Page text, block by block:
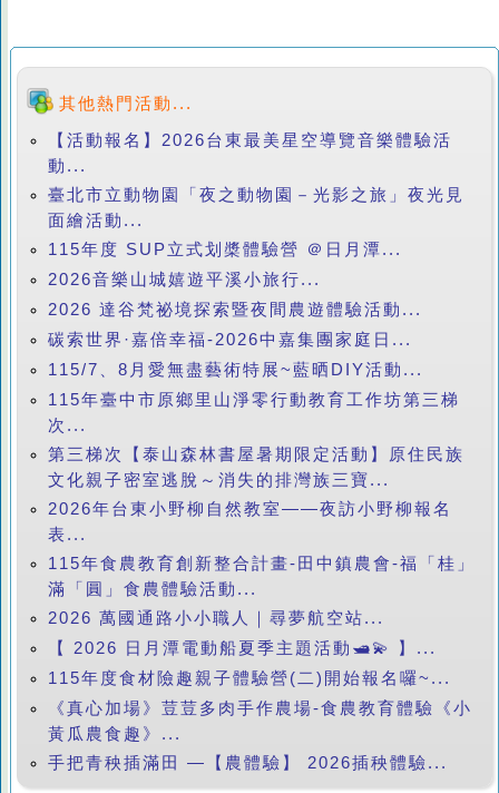
其他熱門活動...
【活動報名】2026台東最美星空導覽音樂體驗活
動...
臺北市立動物園「夜之動物園－光影之旅」夜光見
面繪活動...
115年度 SUP立式划槳體驗營 ＠日月潭...
2026音樂山城嬉遊平溪小旅行...
2026 達谷梵祕境探索暨夜間農遊體驗活動...
碳索世界·嘉倍幸福-2026中嘉集團家庭日...
115/7、8月愛無盡藝術特展~藍晒DIY活動...
115年臺中市原鄉里山淨零行動教育工作坊第三梯
次...
第三梯次【泰山森林書屋暑期限定活動】原住民族
文化親子密室逃脫～消失的排灣族三寶...
2026年台東小野柳自然教室——夜訪小野柳報名
表...
115年食農教育創新整合計畫-田中鎮農會-福「桂」
滿「圓」食農體驗活動...
2026 萬國通路小小職人｜尋夢航空站...
【 2026 日月潭電動船夏季主題活動🛥️💫 】...
115年度食材險趣親子體驗營(二)開始報名囉~...
《真心加場》荳荳多肉手作農場-食農教育體驗《小
黃瓜農食趣》...
手把青秧插滿田 —【農體驗】 2026插秧體驗...